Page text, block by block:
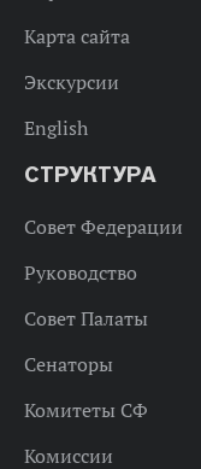
Карта сайта
Экскурсии
English
СТРУКТУРА
Совет Федерации
Руководство
Совет Палаты
Сенаторы
Комитеты СФ
Комиссии